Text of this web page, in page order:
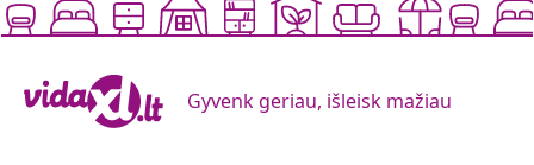
Gyvenk geriau, išleisk mažiau